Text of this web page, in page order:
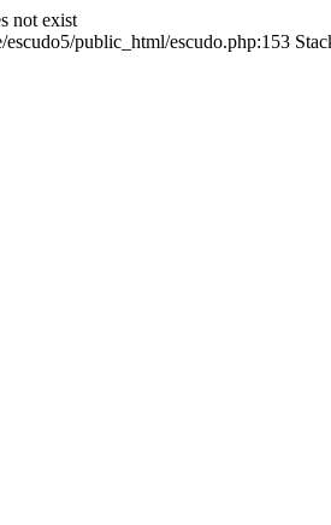
not exist
public_html/escudo.php:153